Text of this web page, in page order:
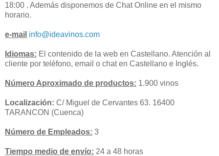
18:00 . Además disponemos de Chat Online en el mismo
horario.
e-mail info@ideavinos.com
Idiomas: El contenido de la web en Castellano. Atención al
cliente por teléfono, email o chat en Castellano e Inglés.
Número Aproximado de productos: 1.900 vinos
Localización: C/ Miguel de Cervantes 63. 16400
TARANCON (Cuenca)
Número de Empleados: 3
Tiempo medio de envío: 24 a 48 horas